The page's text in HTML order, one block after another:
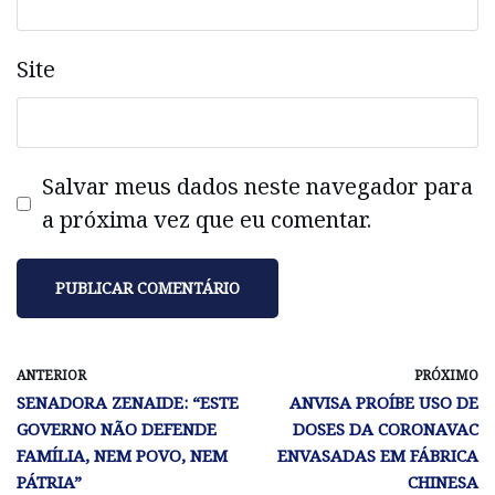
Site
Salvar meus dados neste navegador para
a próxima vez que eu comentar.
ANTERIOR
SENADORA ZENAIDE: “ESTE
GOVERNO NÃO DEFENDE
FAMÍLIA, NEM POVO, NEM
PÁTRIA”
PRÓXIMO
ANVISA PROÍBE USO DE
DOSES DA CORONAVAC
ENVASADAS EM FÁBRICA
CHINESA